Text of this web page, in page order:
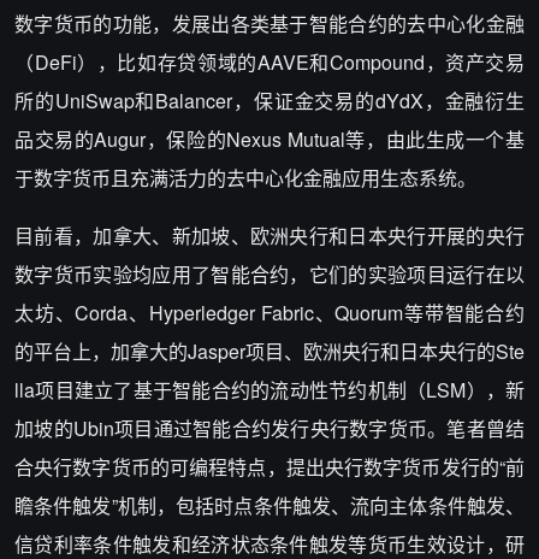
数字货币的功能，发展出各类基于智能合约的去中心化金融
（DeFi），比如存贷领域的AAVE和Compound，资产交易
所的UniSwap和Balancer，保证金交易的dYdX，金融衍生
品交易的Augur，保险的Nexus Mutual等，由此生成一个基
于数字货币且充满活力的去中心化金融应用生态系统。
目前看，加拿大、新加坡、欧洲央行和日本央行开展的央行
数字货币实验均应用了智能合约，它们的实验项目运行在以
太坊、Corda、Hyperledger Fabric、Quorum等带智能合约
的平台上，加拿大的Jasper项目、欧洲央行和日本央行的Ste
lla项目建立了基于智能合约的流动性节约机制（LSM），新
加坡的Ubin项目通过智能合约发行央行数字货币。笔者曾结
合央行数字货币的可编程特点，提出央行数字货币发行的“前
瞻条件触发”机制，包括时点条件触发、流向主体条件触发、
信贷利率条件触发和经济状态条件触发等货币生效设计，研